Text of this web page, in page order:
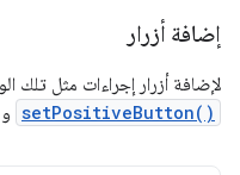
إضافة أزرار
لإضافة أزرار إجراءات مثل تلك الواردة في
setPositiveButton() و